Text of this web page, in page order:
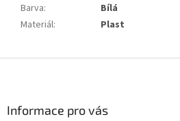
Barva:
Bílá
Materiál: Plast
Informace pro vás